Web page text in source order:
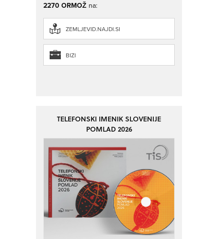
2270 ORMOŽ na:
ZEMLJEVID.NAJDI.SI
BIZI
TELEFONSKI IMENIK SLOVENIJE
POMLAD 2026